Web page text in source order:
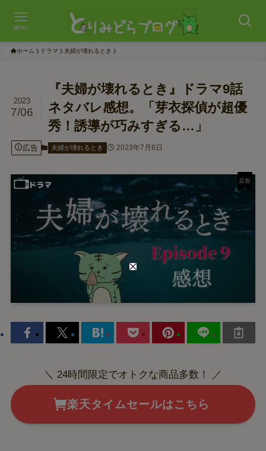
MENU
ホーム ドラマ 夫婦が壊れるとき
『夫婦が壊れるとき』ドラマ9話
ネタバレ感想。「芽衣探偵が超優
秀！誘導が巧みすぎる…」
2023
7/06
広告 夫婦が壊れるとき 2023年7月6日
＼ 24時間限定でオトクな商品多数！ ／
楽天タイムセールはこちら